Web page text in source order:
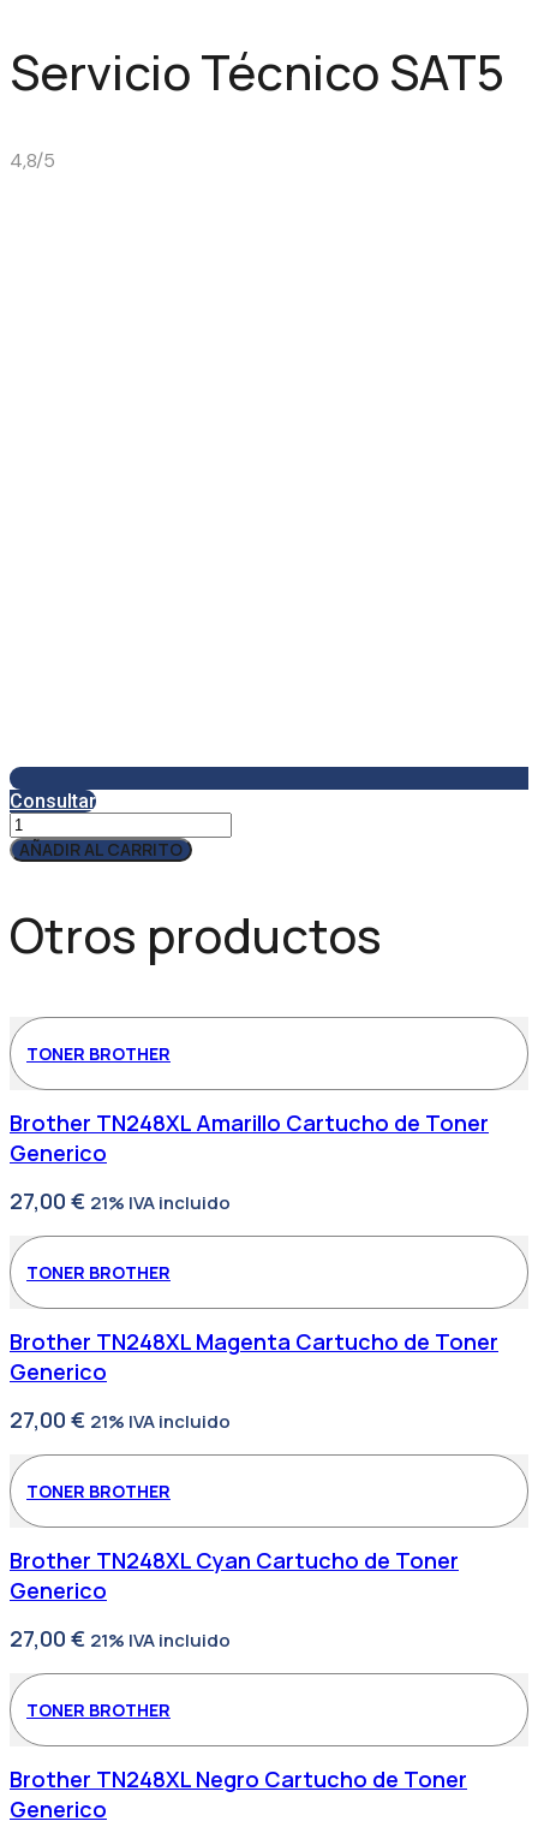
Servicio Técnico SAT5
4,8/5
Consultar
Servicio
Técnico
SAT5
AÑADIR AL CARRITO
Otros productos
TONER BROTHER
Brother TN248XL Amarillo Cartucho de Toner
Generico
27,00 € 21% IVA incluido
TONER BROTHER
Brother TN248XL Magenta Cartucho de Toner
Generico
27,00 € 21% IVA incluido
TONER BROTHER
Brother TN248XL Cyan Cartucho de Toner
Generico
27,00 € 21% IVA incluido
TONER BROTHER
Brother TN248XL Negro Cartucho de Toner
Generico